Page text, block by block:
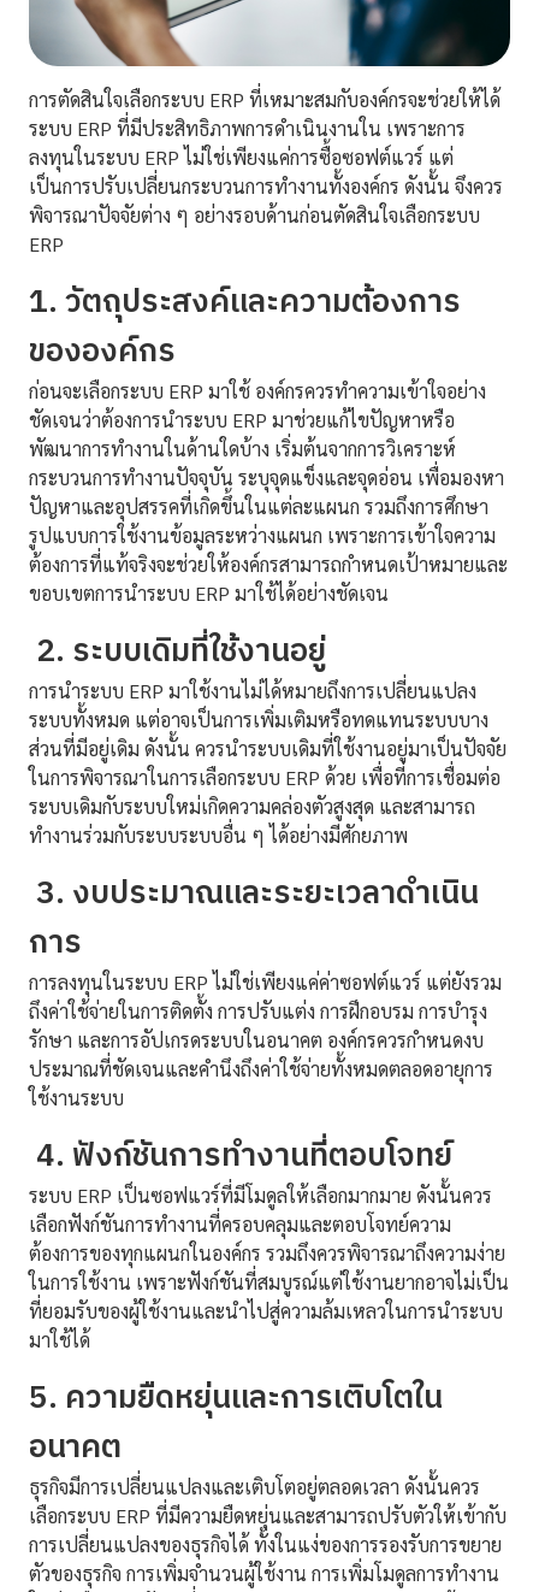
การตัดสินใจเลือกระบบ ERP ที่เหมาะสมกับองค์กรจะช่วยให้ได้
ระบบ ERP ที่มีประสิทธิภาพการดำเนินงานใน เพราะการ
ลงทุนในระบบ ERP ไม่ใช่เพียงแค่การซื้อซอฟต์แวร์ แต่
เป็นการปรับเปลี่ยนกระบวนการทำงานทั้งองค์กร ดังนั้น จึงควร
พิจารณาปัจจัยต่าง ๆ อย่างรอบด้านก่อนตัดสินใจเลือกระบบ
ERP
1. วัตถุประสงค์และความต้องการ
ขององค์กร
ก่อนจะเลือกระบบ ERP มาใช้ องค์กรควรทำความเข้าใจอย่าง
ชัดเจนว่าต้องการนำระบบ ERP มาช่วยแก้ไขปัญหาหรือ
พัฒนาการทำงานในด้านใดบ้าง เริ่มต้นจากการวิเคราะห์
กระบวนการทำงานปัจจุบัน ระบุจุดแข็งและจุดอ่อน เพื่อมองหา
ปัญหาและอุปสรรคที่เกิดขึ้นในแต่ละแผนก รวมถึงการศึกษา
รูปแบบการใช้งานข้อมูลระหว่างแผนก เพราะการเข้าใจความ
ต้องการที่แท้จริงจะช่วยให้องค์กรสามารถกำหนดเป้าหมายและ
ขอบเขตการนำระบบ ERP มาใช้ได้อย่างชัดเจน
2. ระบบเดิมที่ใช้งานอยู่
การนำระบบ ERP มาใช้งานไม่ได้หมายถึงการเปลี่ยนแปลง
ระบบทั้งหมด แต่อาจเป็นการเพิ่มเติมหรือทดแทนระบบบาง
ส่วนที่มีอยู่เดิม ดังนั้น ควรนำระบบเดิมที่ใช้งานอยู่มาเป็นปัจจัย
ในการพิจารณาในการเลือกระบบ ERP ด้วย เพื่อที่การเชื่อมต่อ
ระบบเดิมกับระบบใหม่เกิดความคล่องตัวสูงสุด และสามารถ
ทำงานร่วมกับระบบระบบอื่น ๆ ได้อย่างมีศักยภาพ
3. งบประมาณและระยะเวลาดำเนิน
การ
การลงทุนในระบบ ERP ไม่ใช่เพียงแค่ค่าซอฟต์แวร์ แต่ยังรวม
ถึงค่าใช้จ่ายในการติดตั้ง การปรับแต่ง การฝึกอบรม การบำรุง
รักษา และการอัปเกรดระบบในอนาคต องค์กรควรกำหนดงบ
ประมาณที่ชัดเจนและคำนึงถึงค่าใช้จ่ายทั้งหมดตลอดอายุการ
ใช้งานระบบ
4. ฟังก์ชันการทำงานที่ตอบโจทย์
ระบบ ERP เป็นซอฟแวร์ที่มีโมดูลให้เลือกมากมาย ดังนั้นควร
เลือกฟังก์ชันการทำงานที่ครอบคลุมและตอบโจทย์ความ
ต้องการของทุกแผนกในองค์กร รวมถึงควรพิจารณาถึงความง่าย
ในการใช้งาน เพราะฟังก์ชันที่สมบูรณ์แต่ใช้งานยากอาจไม่เป็น
ที่ยอมรับของผู้ใช้งานและนำไปสู่ความล้มเหลวในการนำระบบ
มาใช้ได้
5. ความยืดหยุ่นและการเติบโตใน
อนาคต
ธุรกิจมีการเปลี่ยนแปลงและเติบโตอยู่ตลอดเวลา ดังนั้นควร
เลือกระบบ ERP ที่มีความยืดหยุ่นและสามารถปรับตัวให้เข้ากับ
การเปลี่ยนแปลงของธุรกิจได้ ทั้งในแง่ของการรองรับการขยาย
ตัวของธุรกิจ การเพิ่มจำนวนผู้ใช้งาน การเพิ่มโมดูลการทำงาน